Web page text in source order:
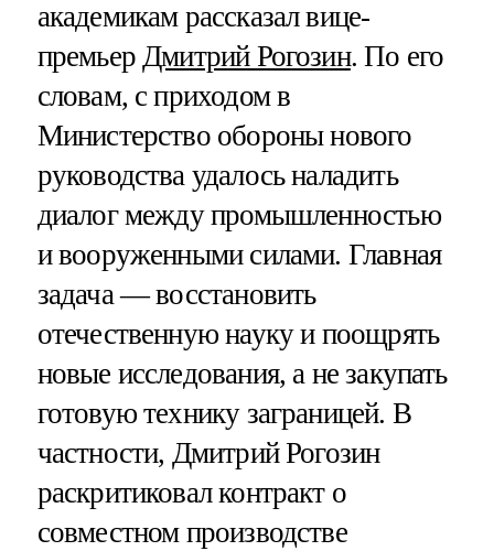
академикам рассказал вице-
премьерДмитрий Рогозин. По его
словам, с приходом в
Министерство обороны нового
руководства удалось наладить
диалог между промышленностью
и вооруженными силами. Главная
задача — восстановить
отечественную науку и поощрять
новые исследования, а не закупать
готовую технику заграницей. В
частности, Дмитрий Рогозин
раскритиковал контракт о
совместном производстве